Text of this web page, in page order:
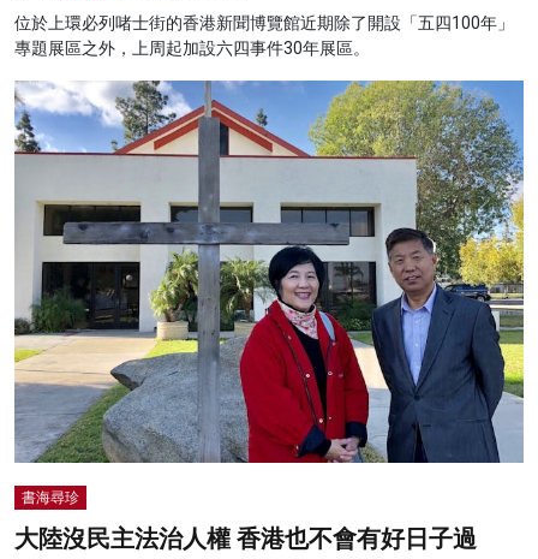
位於上環必列啫士街的香港新聞博覽館近期除了開設「五四100年」
專題展區之外，上周起加設六四事件30年展區。
書海尋珍
大陸沒民主法治人權 香港也不會有好日子過